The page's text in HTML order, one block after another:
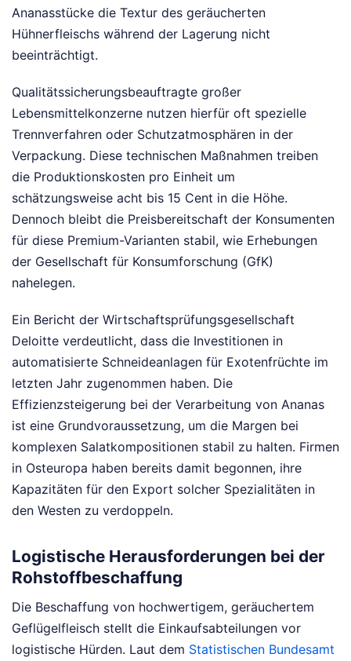
Ananasstücke die Textur des geräucherten
Hühnerfleischs während der Lagerung nicht
beeinträchtigt.
Qualitätssicherungsbeauftragte großer
Lebensmittelkonzerne nutzen hierfür oft spezielle
Trennverfahren oder Schutzatmosphären in der
Verpackung. Diese technischen Maßnahmen treiben
die Produktionskosten pro Einheit um
schätzungsweise acht bis 15 Cent in die Höhe.
Dennoch bleibt die Preisbereitschaft der Konsumenten
für diese Premium-Varianten stabil, wie Erhebungen
der Gesellschaft für Konsumforschung (GfK)
nahelegen.
Ein Bericht der Wirtschaftsprüfungsgesellschaft
Deloitte verdeutlicht, dass die Investitionen in
automatisierte Schneideanlagen für Exotenfrüchte im
letzten Jahr zugenommen haben. Die
Effizienzsteigerung bei der Verarbeitung von Ananas
ist eine Grundvoraussetzung, um die Margen bei
komplexen Salatkompositionen stabil zu halten. Firmen
in Osteuropa haben bereits damit begonnen, ihre
Kapazitäten für den Export solcher Spezialitäten in
den Westen zu verdoppeln.
Logistische Herausforderungen bei der
Rohstoffbeschaffung
Die Beschaffung von hochwertigem, geräuchertem
Geflügelfleisch stellt die Einkaufsabteilungen vor
logistische Hürden. Laut dem Statistischen Bundesamt